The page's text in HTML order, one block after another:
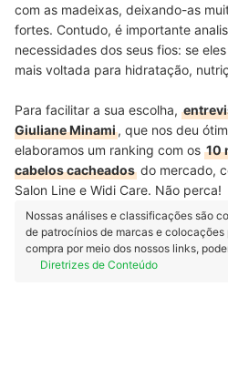
com as madeixas, deixando-as
fortes. Contudo, é importante
necessidades dos seus fios: se
mais voltada para hidratação,
Para facilitar a sua escolha,
Giuliane Minami, que nos deu
elaboramos um ranking com os 10
cabelos cacheados do mercado,
Salon Line e Widi Care. Não perca!
Nossas análises e classificações são
de patrocínios de marcas e
compra por meio dos nossos links,
Diretrizes de Conteúdo